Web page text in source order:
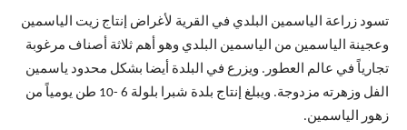
تسود زراعة الياسمين البلدي في القرية لأغراض إنتاج زيت الياسمين
وعجينة الياسمين من الياسمين البلدي وهو أهم ثلاثة أصناف مرغوبة
تجارياً في عالم العطور. ويزرع في البلدة أيضا بشكل محدود ياسمين
الفل وزهرته مزدوجة. ويبلغ إنتاج بلدة شبرا بلولة 6 -10 طن يومياً من
زهور الياسمين.